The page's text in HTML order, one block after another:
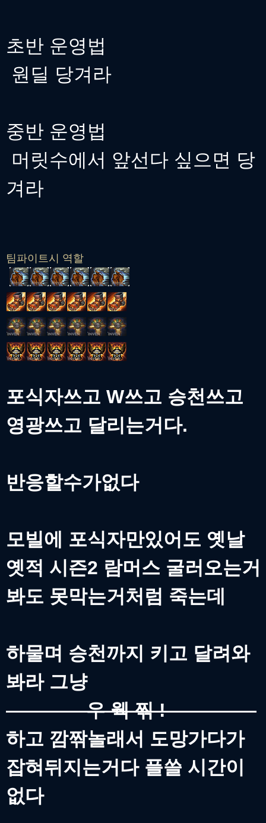
초반 운영법
원딜 당겨라
중반 운영법
머릿수에서 앞선다 싶으면 당
겨라
팀파이트시 역할
포식자쓰고 W쓰고 승천쓰고
영광쓰고 달리는거다.
반응할수가없다
모빌에 포식자만있어도 옛날
옛적 시즌2 람머스 굴러오는거
봐도 못막는거처럼 죽는데
하물며 승천까지 키고 달려와
봐라 그냥
우 웩 찎 !
하고 깜짞놀래서 도망가다가
잡혀뒤지는거다 플쓸 시간이
없다